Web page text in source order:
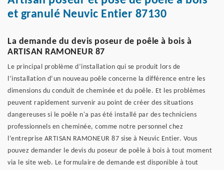
et granulé Neuvic Entier 87130
La demande du devis poseur de poêle à bois à
ARTISAN RAMONEUR 87
Le principal problème d’installation qui se produit lors de
l’installation d’un nouveau poêle concerne la différence entre les
dimensions du conduit de cheminée et du poêle. Et les problèmes
peuvent rapidement survenir au point de créer des situations
dangereuses si le poêle n'a pas été installé par des techniciens
professionnels en cheminée, comme notre personnel chez
l’entreprise ARTISAN RAMONEUR 87 sise à Neuvic Entier. Vous
pouvez demander le devis du poseur de poêle à bois à tout moment
via le site web. Le formulaire de demande est disponible à tout